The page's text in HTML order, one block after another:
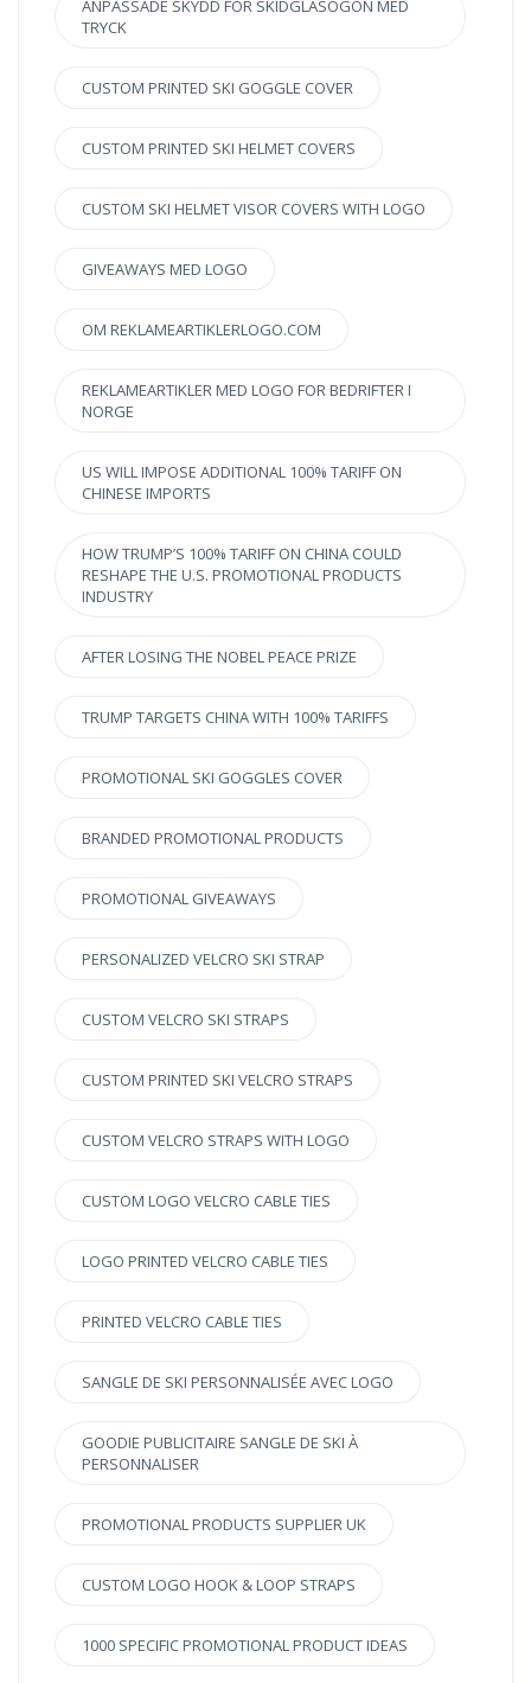
ANPASSADE SKYDD FÖR SKIDGLASÖGON MED
TRYCK
CUSTOM PRINTED SKI GOGGLE COVER
CUSTOM PRINTED SKI HELMET COVERS
CUSTOM SKI HELMET VISOR COVERS WITH LOGO
GIVEAWAYS MED LOGO
OM REKLAMEARTIKLERLOGO.COM
REKLAMEARTIKLER MED LOGO FOR BEDRIFTER I
NORGE
US WILL IMPOSE ADDITIONAL 100% TARIFF ON
CHINESE IMPORTS
HOW TRUMP’S 100% TARIFF ON CHINA COULD
RESHAPE THE U.S. PROMOTIONAL PRODUCTS
INDUSTRY
AFTER LOSING THE NOBEL PEACE PRIZE
TRUMP TARGETS CHINA WITH 100% TARIFFS
PROMOTIONAL SKI GOGGLES COVER
BRANDED PROMOTIONAL PRODUCTS
PROMOTIONAL GIVEAWAYS
PERSONALIZED VELCRO SKI STRAP
CUSTOM VELCRO SKI STRAPS
CUSTOM PRINTED SKI VELCRO STRAPS
CUSTOM VELCRO STRAPS WITH LOGO
CUSTOM LOGO VELCRO CABLE TIES
LOGO PRINTED VELCRO CABLE TIES
PRINTED VELCRO CABLE TIES
SANGLE DE SKI PERSONNALISÉE AVEC LOGO
GOODIE PUBLICITAIRE SANGLE DE SKI À
PERSONNALISER
PROMOTIONAL PRODUCTS SUPPLIER UK
CUSTOM LOGO HOOK & LOOP STRAPS
1000 SPECIFIC PROMOTIONAL PRODUCT IDEAS